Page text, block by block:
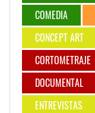
COMEDIA
CONCEPT ART
CORTOMETRAJE
DOCUMENTAL
ENTREVISTAS